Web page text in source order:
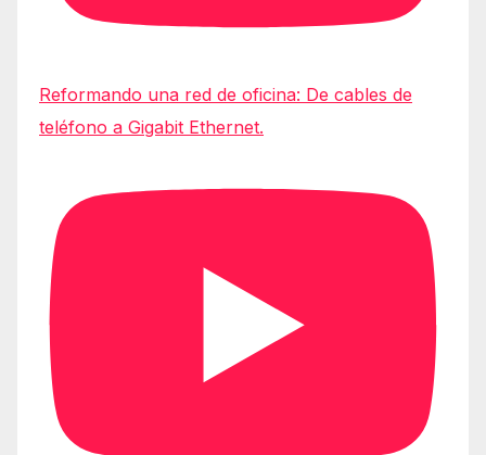
Reformando una red de oficina: De cables de
teléfono a Gigabit Ethernet.